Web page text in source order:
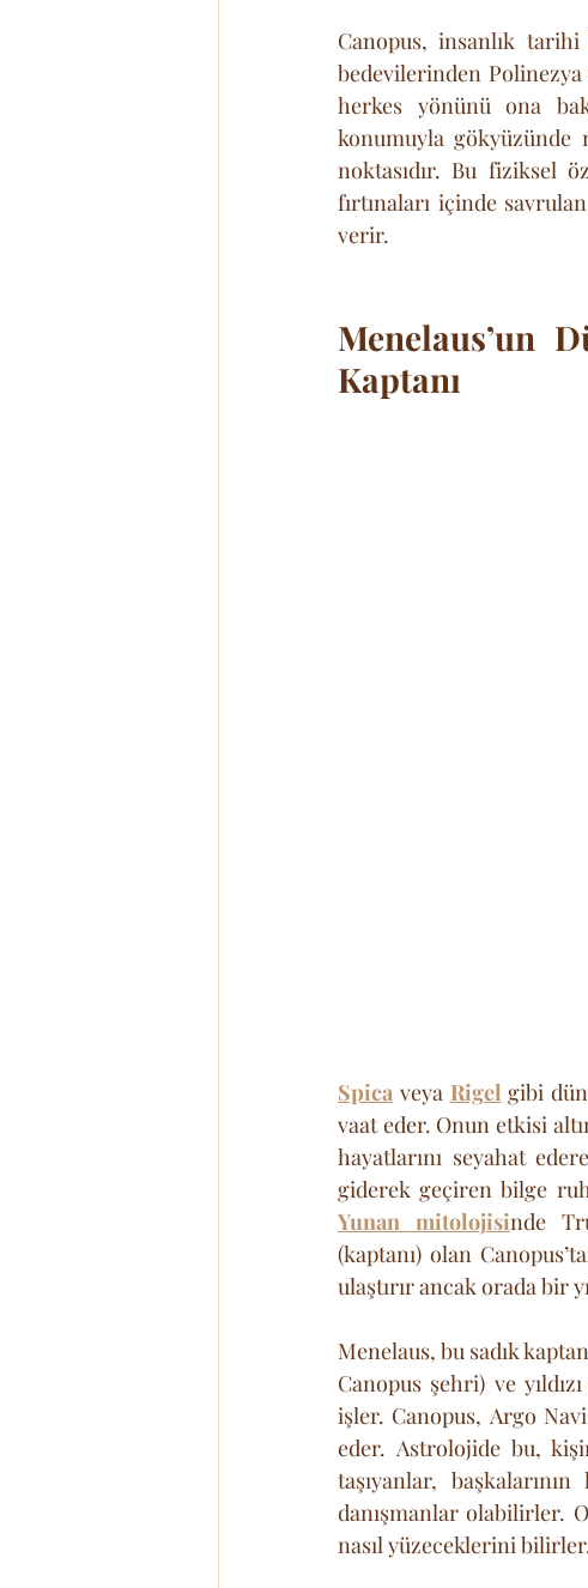
Canopus, insanlık
bedevilerinden Polinezya
herkes yönünü ona
konumuyla
noktasıdır. Bu fiziksel
fırtınaları içinde
verir.
Menelaus’un
Kaptanı
Spica veya Rigel gibi
vaat eder. Onun etkisi
hayatlarını seyahat
Yunan mitolojisinde
(kaptanı) olan
ulaştırır ancak orada bir
Menelaus, bu sadık
Canopus şehri) ve
işler. Canopus, Argo
eder. Astrolojide bu,
taşıyanlar,
danışmanlar olabilirler.
nasıl yüzeceklerini